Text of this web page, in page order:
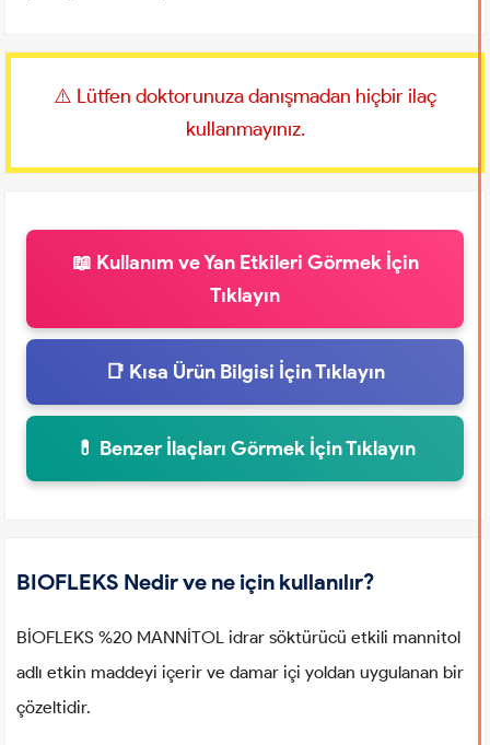
⚠️ Lütfen doktorunuza danışmadan hiçbir ilaç
kullanmayınız.
📖 Kullanım ve Yan Etkileri Görmek İçin
Tıklayın
📑 Kısa Ürün Bilgisi İçin Tıklayın
💊 Benzer İlaçları Görmek İçin Tıklayın
BIOFLEKS Nedir ve ne için kullanılır?
BİOFLEKS %20 MANNİTOL idrar söktürücü etkili mannitol
adlı etkin maddeyi içerir ve damar içi yoldan uygulanan bir
çözeltidir.